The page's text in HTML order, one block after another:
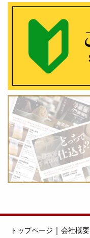
トップページ ｜ 会社概要